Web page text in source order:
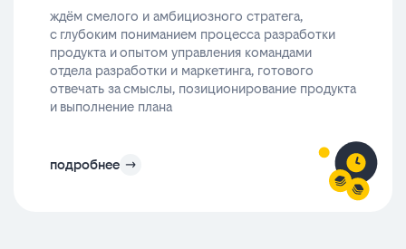
ждём смелого и амбициозного стратега,
с глубоким пониманием процесса разработки
продукта и опытом управления командами
отдела разработки и маркетинга, готового
отвечать за смыслы, позиционирование продукта
и выполнение плана
подробнее